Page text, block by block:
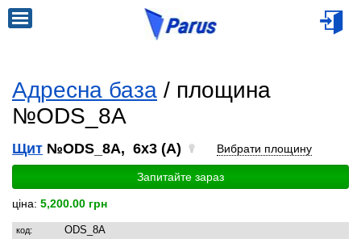
Адресна база / площина
№ODS_8A
Щит №ODS_8A, 6x3 (A) Вибрати площину
Запитайте зараз
ціна: 5,200.00 грн
код: ODS_8A